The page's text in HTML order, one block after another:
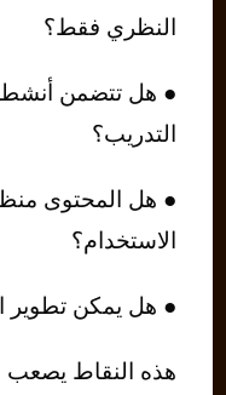
النظري فقط؟
● هل تتضمن
التدريب؟
● هل المحتوى
الاستخدام؟
● هل يمكن تطوير
هذه النقاط يصعب